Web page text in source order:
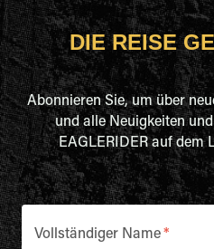
DIE REISE
Abonnieren Sie, um über
und alle Neuigkeiten
EAGLERIDER auf dem
Vollständiger Name*